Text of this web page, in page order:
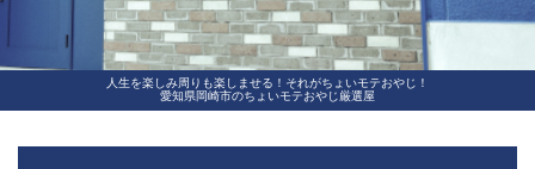
人生を楽しみ周りも楽しませる！それがちょいモテおやじ！
愛知県岡崎市のちょいモテおやじ厳選屋